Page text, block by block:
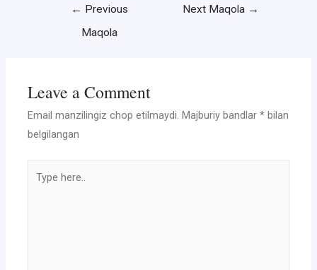
← Previous
Maqola
Next Maqola →
Leave a Comment
Email manzilingiz chop etilmaydi. Majburiy bandlar* bilan
belgilangan
here..